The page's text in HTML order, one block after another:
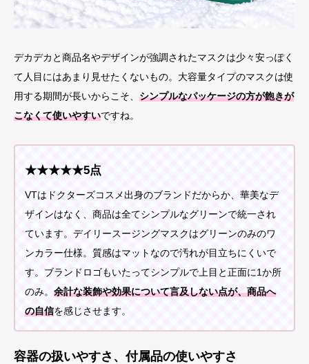
デカデカと商品名やデザインが強調されたマスクは少々安っぽく
て人目にはあまり見せたくないもの。大容量タイプのマスクは使
用する期間が長いからこそ、 シンプルなパッケージの方が飽きが
こなくて使いやすいですね。
★★★★★5点
VTはドクターズコスメ出身のブランドだからか、華美なデ
ザインはなく、商品は全てシンプルなグリーンで統一され
ています。デイリースージングマスクはグリーンのみのワ
ンカラー仕様。質感はマットなので汚れが目立ちにくいで
す。ブランドロゴもいたってシンプルで上目と正面に1か所
のみ。 余計な装飾や効果について言及しない点が、商品へ
の自信を感じさせます。
容器の扱いやすさ、付属品の使いやすさ